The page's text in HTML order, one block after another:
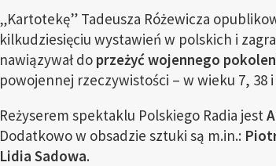
„Kartotekę” Tadeusza Różewicza
kilkudziesięciu wystawień w polskich i
nawiązywał do przeżyć wojennego
powojennej rzeczywistości – w wieku 7, 38 i
Reżyserem spektaklu Polskiego Radia jest
Dodatkowo w obsadzie sztuki są m.in.:
Lidia Sadowa.